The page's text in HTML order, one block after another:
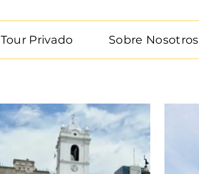
Tour Privado Sobre Nosotros